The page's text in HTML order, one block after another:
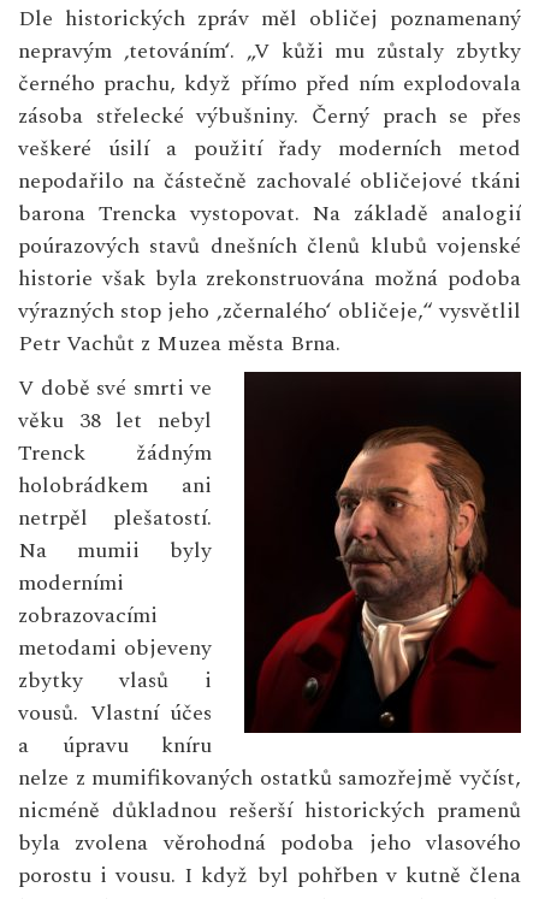
Dle historických zpráv měl obličej poznamenaný
nepravým ‚tetováním‘. „V kůži mu zůstaly zbytky
černého prachu, když přímo před ním explodovala
zásoba střelecké výbušniny. Černý prach se přes
veškeré úsilí a použití řady moderních metod
nepodařilo na částečně zachovalé obličejové tkáni
barona Trencka vystopovat. Na základě analogií
poúrazových stavů dnešních členů klubů vojenské
historie však byla zrekonstruována možná podoba
výrazných stop jeho ‚zčernalého‘ obličeje,“ vysvětlil
Petr Vachůt z Muzea města Brna.
V době své smrti ve
věku 38 let nebyl
Trenck žádným
holobrádkem ani
netrpěl plešatostí.
Na mumii byly
moderními
zobrazovacími
metodami objeveny
zbytky vlasů i
vousů. Vlastní účes
a úpravu kníru
nelze z mumifikovaných ostatků samozřejmě vyčíst,
nicméně důkladnou rešerší historických pramenů
byla zvolena věrohodná podoba jeho vlasového
porostu i vousu. I když byl pohřben v kutně člena